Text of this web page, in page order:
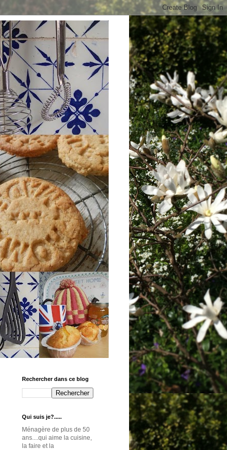
Rechercher dans ce blog
Qui suis je?.....
Ménagère de plus de 50
ans....qui aime la cuisine,
la faire et la